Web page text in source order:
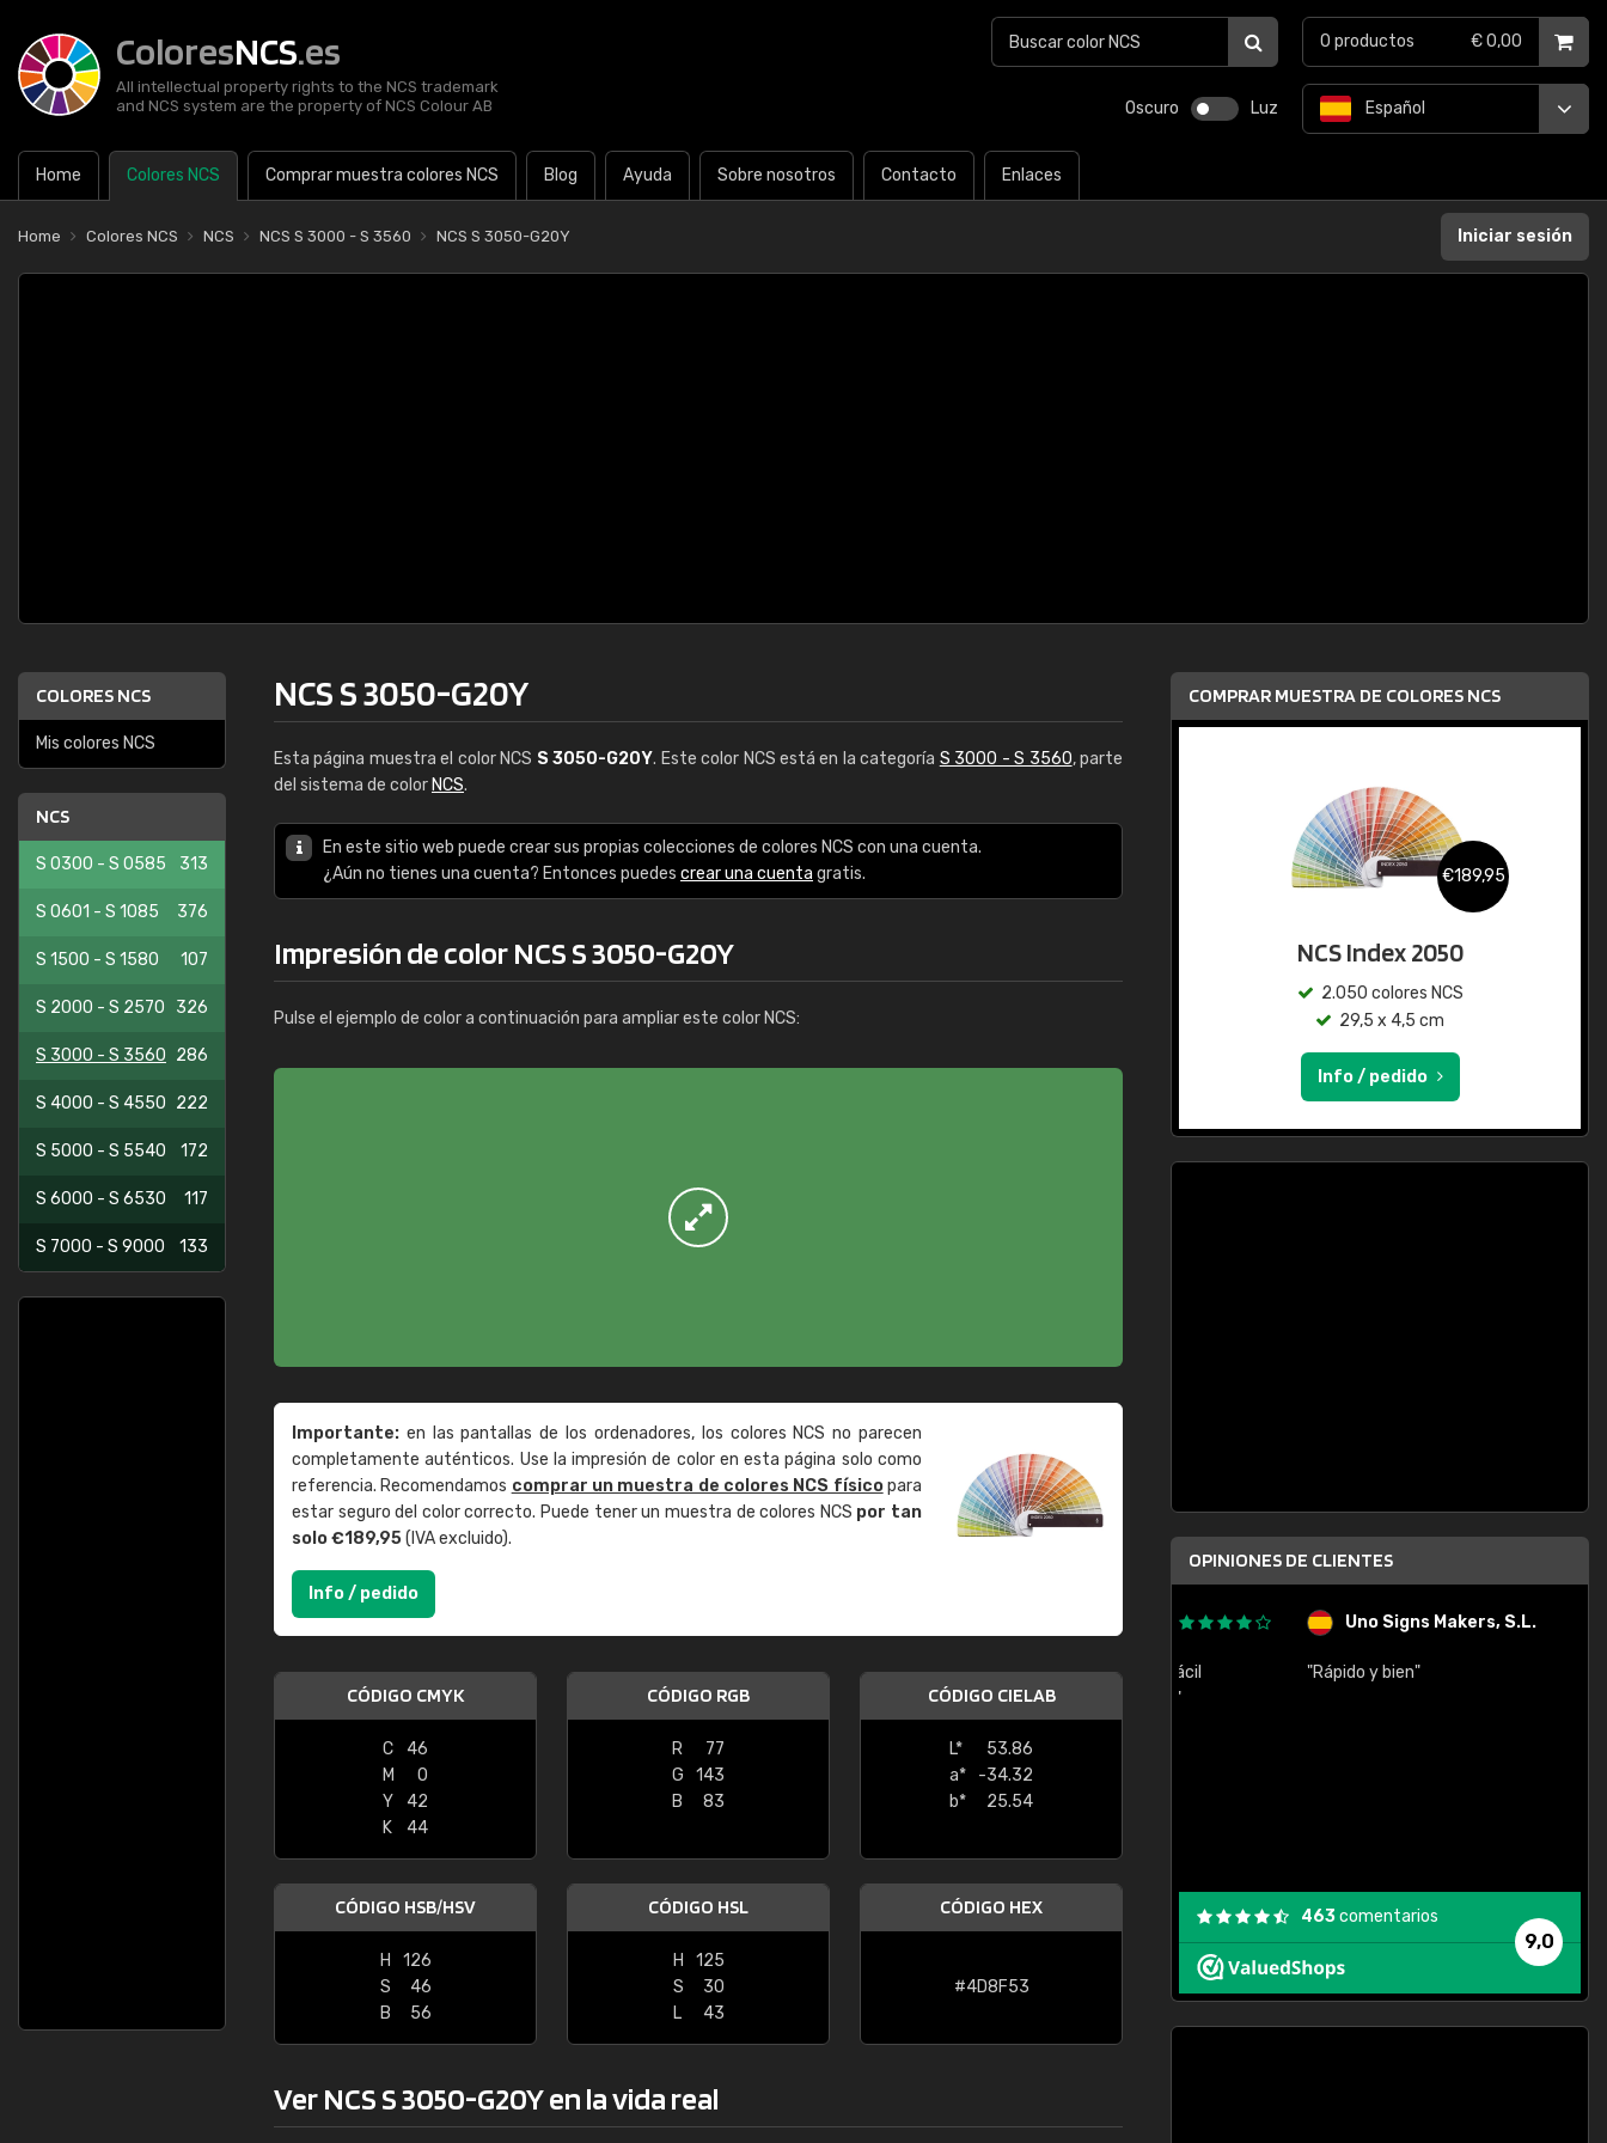
ColoresNCS.es
All intellectual property rights to the NCS trademark
and NCS system are the property of NCS Colour AB
Oscuro Luz
Home Colores NCS Comprar muestra colores NCS Blog Ayuda Sobre nosotros Contacto Enlaces
Español
0 productos € 0,00
Home Colores NCS NCS NCS S 3000 - S 3560 NCS S 3050-G20Y Iniciar sesión
COLORES NCS
Mis colores NCS
NCS
S 0300 - S 0585 313
S 0601 - S 1085 376
S 1500 - S 1580 107
S 2000 - S 2570 326
S 3000 - S 3560 286
S 4000 - S 4550 222
S 5000 - S 5540 172
S 6000 - S 6530 117
S 7000 - S 9000 133
NCS S 3050-G20Y
Esta página muestra el color NCS S 3050-G20Y. Este color NCS está en la categoría S 3000 - S 3560, parte
del sistema de color NCS.
En este sitio web puede crear sus propias colecciones de colores NCS con una cuenta.
¿Aún no tienes una cuenta? Entonces puedes crear una cuenta gratis.
Impresión de color NCS S 3050-G20Y
Pulse el ejemplo de color a continuación para ampliar este color NCS:
Importante: en las pantallas de los ordenadores, los colores NCS no parecen
completamente auténticos. Use la impresión de color en esta página solo como
referencia. Recomendamos comprar un muestra de colores NCS físicopara
estar seguro del color correcto. Puede tener un muestra de colores NCS por tan
solo €189,95(IVA excluido).
Info / pedido
CÓDIGO CMYK
C
46
M
0
Y
42
K
44
CÓDIGO RGB
R
77
G
143
B
83
CÓDIGO CIELAB
L*
53.86
a*
-34.32
b*
25.54
CÓDIGO HSB/HSV
H
126
S
46
B
56
CÓDIGO HSL
H
125
S
30
L
43
CÓDIGO HEX
#4D8F53
Ver NCS S 3050-G20Y en la vida real
COMPRAR MUESTRA DE COLORES NCS
€189,95
NCS Index 2050
2.050 colores NCS
29,5 x 4,5 cm
Info / pedido
OPINIONES DE CLIENTES
"Buen servicio. No obstante No es fácil
encontrar/comprar lo que se busca"
Uno Signs Makers, S.L.
"Rápido y bien"
9,0
463comentarios